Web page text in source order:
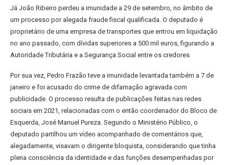
Já João Ribeiro perdeu a imunidade a 29 de setembro, no âmbito de
um processo por alegada fraude fiscal qualificada. O deputado é
proprietário de uma empresa de transportes que entrou em liquidação
no ano passado, com dívidas superiores a 500 mil euros, figurando a
Autoridade Tributária e a Segurança Social entre os credores
Por sua vez, Pedro Frazão teve a imunidade levantada também a 7 de
janeiro e foi acusado do crime de difamação agravada com
publicidade. O processo resulta de publicações feitas nas redes
sociais em 2021, relacionadas com o então coordenador do Bloco de
Esquerda, José Manuel Pureza. Segundo o Ministério Público, o
deputado partilhou um vídeo acompanhado de comentários que,
alegadamente, visavam o dirigente bloquista, considerando que tinha
plena consciência da identidade e das funções desempenhadas por